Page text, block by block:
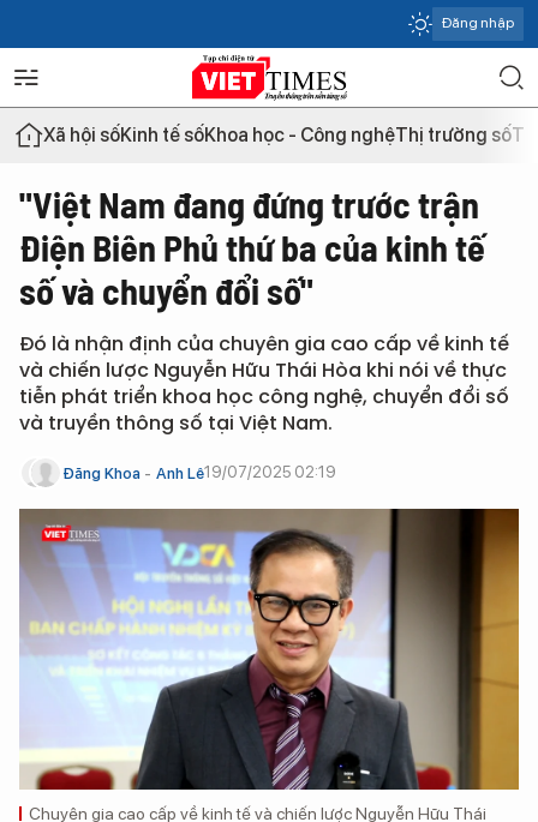
Đăng nhập
Xã hội sốKinh tế sốKhoa học - Công nghệThị trường số
"Việt Nam đang đứng trước trận
Điện Biên Phủ thứ ba của kinh tế
số và chuyển đổi số"
Đó là nhận định của chuyên gia cao cấp về kinh tế
và chiến lược Nguyễn Hữu Thái Hòa khi nói về thực
tiễn phát triển khoa học công nghệ, chuyển đổi số
và truyền thông số tại Việt Nam.
Đăng Khoa Anh Lê19/07/2025 02:19
Chuyên gia cao cấp về kinh tế và chiến lược Nguyễn Hữu Thái